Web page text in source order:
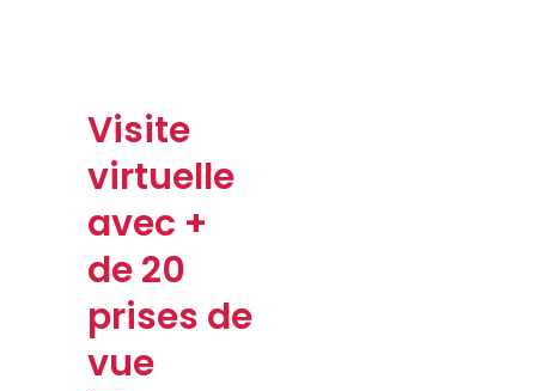
Visite
virtuelle
avec +
de 20
prises de
vue